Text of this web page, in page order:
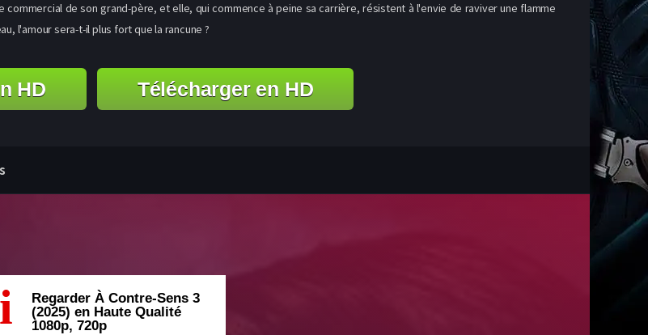
de son grand-père, et elle, qui commence à peine sa carrière, résistent à l'envie de raviver une flamme
l'amour sera-t-il plus fort que la rancune ?
HD Télécharger en HD
i
Regarder À Contre-Sens 3
(2025) en Haute Qualité
1080p, 720p